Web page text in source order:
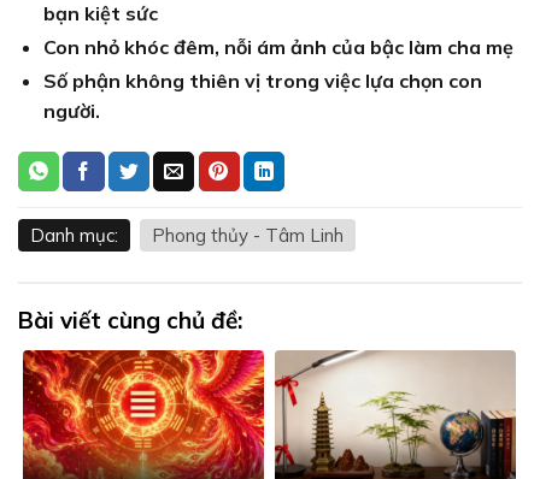
bạn kiệt sức
Con nhỏ khóc đêm, nỗi ám ảnh của bậc làm cha mẹ
Số phận không thiên vị trong việc lựa chọn con
người.
Danh mục: Phong thủy - Tâm Linh
Bài viết cùng chủ đề: